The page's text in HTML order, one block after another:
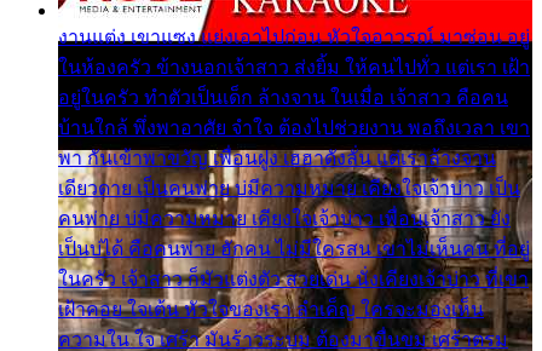
งานแต่ง เขาแซง แย่งเอาไปก่อน หัวใจอาวรณ์ มาซ่อน อยู่
ในห้องครัว ข้างนอกเจ้าสาว ส่งยิ้ม ให้คนไปทั่ว แต่เรา เฝ้า
อยู่ในครัว ทำตัวเป็นเด็ก ล้างจาน ในเมื่อ เจ้าสาว คือคน
บ้านใกล้ พึ่งพาอาศัย จำใจ ต้องไปช่วยงาน พอถึงเวลา เขา
พา กันเข้าพาขวัญ เพื่อนฝูง เฮฮาดังลั่น แต่เราล้างจาน
เดียวดาย เป็นคนพ่าย บ่มีความหมาย เคียงใจเจ้าบ่าว เป็น
คนพ่าย บ่มีความหมาย เคียงใจเจ้าบ่าว เพื่อนเจ้าสาว ยัง
เป็นบ่ได้ คือคนพ่าย ฮักคน ไม่มีใครสน เขาไม่เห็นคน ที่อยู่
ในครัว เจ้าสาว ก็มัวแต่งตัว สวยเด่น นั่งเคียงเจ้าบ่าว ที่เขา
เฝ้าคอย ใจเต้น หัวใจของเรา ลำเค็ญ ใครจะมองเห็น
ความใน ใจ เศร้า มันร้าวระบม ต้องมาขื่นขม เศร้าตรม